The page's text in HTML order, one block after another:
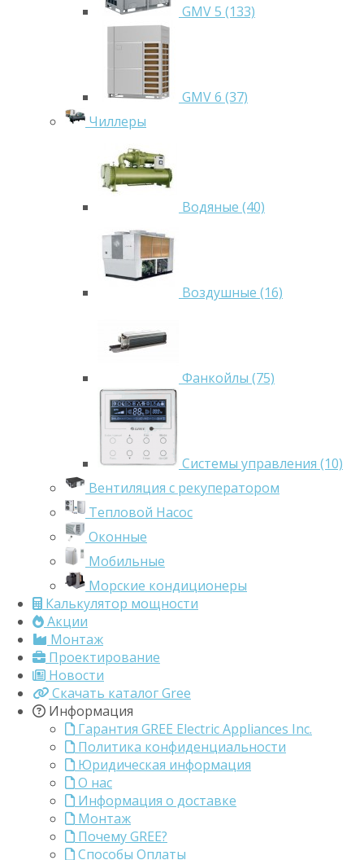
GMV 5 (133)
GMV 6 (37)
Чиллеры
Водяные (40)
Воздушные (16)
Фанкойлы (75)
Системы управления (10)
Вентиляция с рекуператором
Тепловой Насос
Оконные
Мобильные
Морские кондиционеры
Калькулятор мощности
Акции
Монтаж
Проектирование
Новости
Скачать каталог Gree
Информация
Гарантия GREE Electric Appliances Inc.
Политика конфиденциальности
Юридическая информация
О нас
Информация о доставке
Монтаж
Почему GREE?
Способы Оплаты